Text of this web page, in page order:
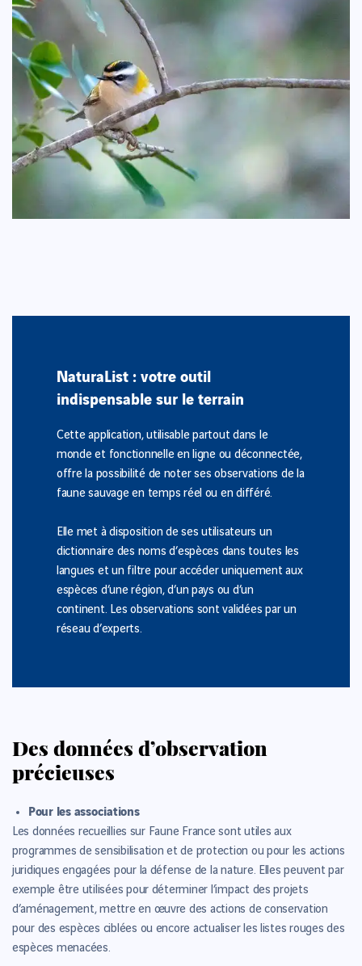
NaturaList : votre outil
indispensable sur le terrain
Cette application, utilisable partout dans le
monde et fonctionnelle en ligne ou déconnectée,
offre la possibilité de noter ses observations de la
faune sauvage en temps réel ou en différé.
Elle met à disposition de ses utilisateurs un
dictionnaire des noms d’espèces dans toutes les
langues et un filtre pour accéder uniquement aux
espèces d’une région, d’un pays ou d’un
continent. Les observations sont validées par un
réseau d’experts.
Des données d’observation
précieuses
Pour les associations
Les données recueillies sur Faune France sont utiles aux
programmes de sensibilisation et de protection ou pour les actions
juridiques engagées pour la défense de la nature. Elles peuvent par
exemple être utilisées pour déterminer l’impact des projets
d’aménagement, mettre en œuvre des actions de conservation
pour des espèces ciblées ou encore actualiser les listes rouges des
espèces menacées.